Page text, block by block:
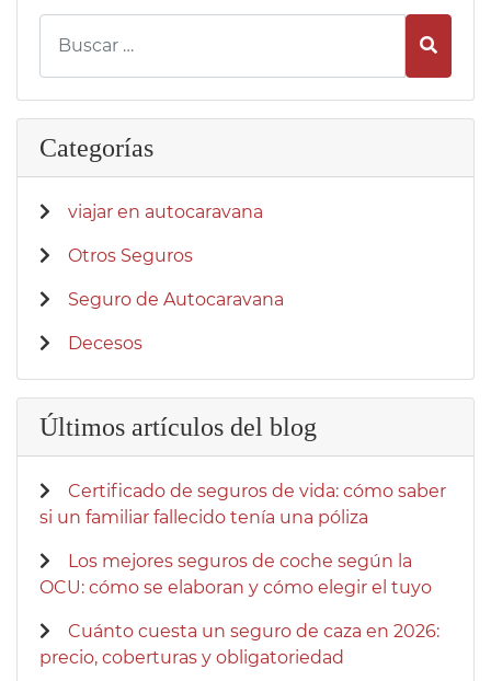
Categorías
viajar en autocaravana
Otros Seguros
Seguro de Autocaravana
Decesos
Últimos artículos del blog
Certificado de seguros de vida: cómo saber
si un familiar fallecido tenía una póliza
Los mejores seguros de coche según la
OCU: cómo se elaboran y cómo elegir el tuyo
Cuánto cuesta un seguro de caza en 2026:
precio, coberturas y obligatoriedad